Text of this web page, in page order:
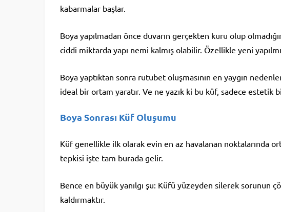
kabarmalar başlar.
Boya yapılmadan önce duvarın gerçekten kuru olup
ciddi miktarda yapı nemi kalmış olabilir. Özellikle yeni
Boya yaptıktan sonra rutubet oluşmasının en yaygın
ideal bir ortam yaratır. Ve ne yazık ki bu küf, sadece estetik
Boya Sonrası Küf Oluşumu
Küf genellikle ilk olarak evin en az havalanan noktalarında
tepkisi işte tam burada gelir.
Bence en büyük yanılgı şu: Küfü yüzeyden silerek sorunun
kaldırmaktır.